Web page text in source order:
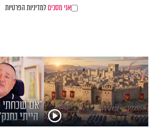
אני מסכיםלמדיניות הפרטיות